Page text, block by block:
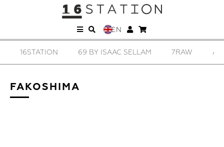
EN
16STATION 69 BY ISAAC SELLAM 7RAW
FAKOSHIMA